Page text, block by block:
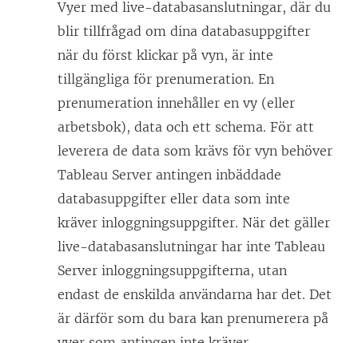
t
f
s
e
ä
n
k
e
n
ö
p
p
n
a
s
i
e
t
Vyer med live-databasanslutningar, där du
blir tillfrågad om dina databasuppgifter
när du först klickar på vyn, är inte
tillgängliga för prenumeration. En
prenumeration innehåller en vy (eller
arbetsbok), data och ett schema. För att
leverera de data som krävs för vyn behöver
Tableau Server antingen inbäddade
databasuppgifter eller data som inte
kräver inloggningsuppgifter. När det gäller
live-databasanslutningar har inte Tableau
Server inloggningsuppgifterna, utan
endast de enskilda användarna har det. Det
är därför som du bara kan prenumerera på